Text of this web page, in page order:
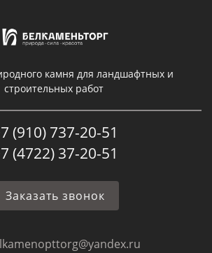
камня для ландшафтных и
строительных работ
(910) 737-20-51
(4722) 37-20-51
Заказать звонок